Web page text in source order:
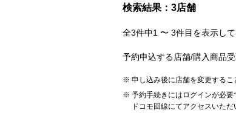
検索結果：3店舗
全3件中1 〜 3件目を表示し
予約申込する店舗/購入商品
申し込み後に店舗を変更するこ
予約手続きにはログインが必要
ドコモ回線にてアクセスいた